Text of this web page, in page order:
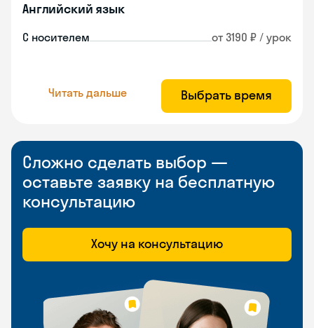
Английский язык
С носителем от 3190 ₽ / урок
Читать дальше Выбрать время
Сложно сделать выбор —
оставьте заявку на бесплатную
консультацию
Хочу на консультацию